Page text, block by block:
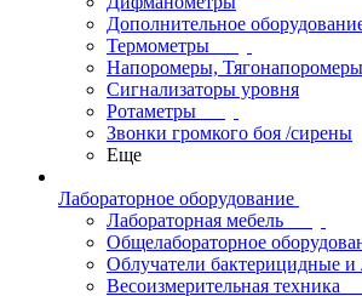
Дополнительное
Термометры
Напоромеры, Тягонапоромеры
Сигнализаторы уровня
Ротаметры
Звонки громкого боя /сирены
Еще
Лабораторное оборудование
Лабораторная мебель
Общелабораторное
Облучатели бактерицидные
Весоизмерительная техника